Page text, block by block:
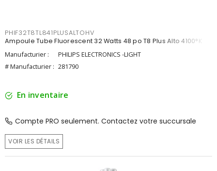
PHIF32T8TL841PLUSALTOHV
Ampoule Tube Fluorescent 32 Watts 48 po T8 Plus Alto 4100°K
Manufacturier :
PHILIPS ELECTRONICS -LIGHT
# Manufacturier : 281790
En inventaire
Compte PRO seulement. Contactez votre succursale
VOIR LES DÉTAILS